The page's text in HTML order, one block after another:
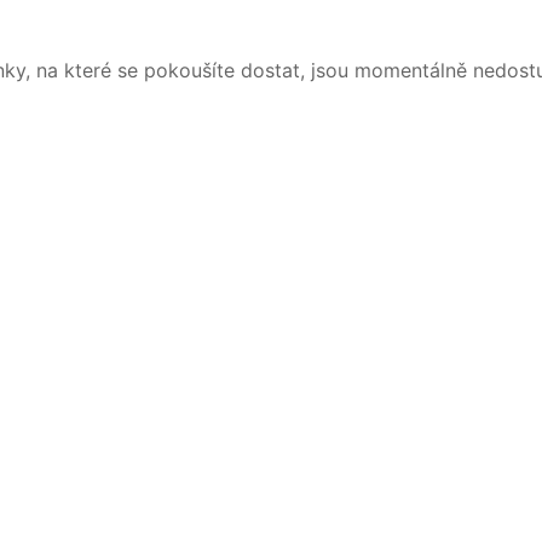
na které se pokoušíte dostat, jsou momentálně